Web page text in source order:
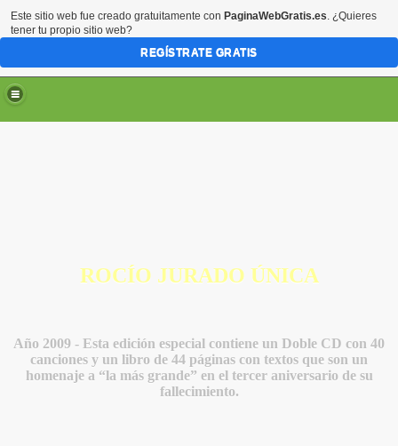
ROCÍO JURADO ÚNICA
Año 2009 - Esta edición especial contiene un Doble CD con 40
canciones y un libro de 44 páginas con textos que son un
homenaje a “la más grande” en el tercer aniversario de su
fallecimiento.
Este sitio web fue creado gratuitamente con PaginaWebGratis.es. ¿Quieres
tener tu propio sitio web?
REGÍSTRATE GRATIS